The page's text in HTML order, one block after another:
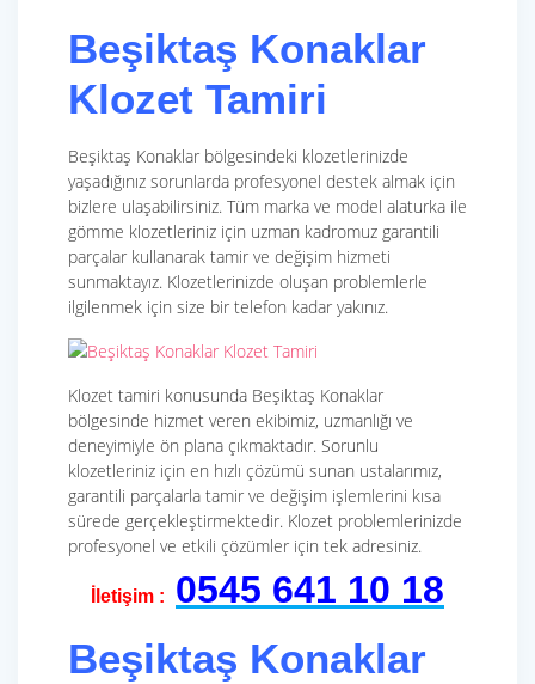
Beşiktaş Konaklar
Klozet Tamiri
Beşiktaş Konaklar bölgesindeki klozetlerinizde
yaşadığınız sorunlarda profesyonel destek almak için
bizlere ulaşabilirsiniz. Tüm marka ve model alaturka ile
gömme klozetleriniz için uzman kadromuz garantili
parçalar kullanarak tamir ve değişim hizmeti
sunmaktayız. Klozetlerinizde oluşan problemlerle
ilgilenmek için size bir telefon kadar yakınız.
Klozet tamiri konusunda Beşiktaş Konaklar
bölgesinde hizmet veren ekibimiz, uzmanlığı ve
deneyimiyle ön plana çıkmaktadır. Sorunlu
klozetleriniz için en hızlı çözümü sunan ustalarımız,
garantili parçalarla tamir ve değişim işlemlerini kısa
sürede gerçekleştirmektedir. Klozet problemlerinizde
profesyonel ve etkili çözümler için tek adresiniz.
İletişim : 0545 641 10 18
Beşiktaş Konaklar